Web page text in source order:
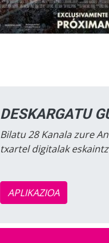
DESKARGATU
Bilatu 28 Kanala zure
txartel digitalak
APLIKAZIOA